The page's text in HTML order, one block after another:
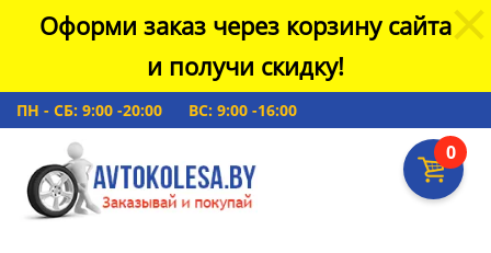
Оформи заказ через корзину сайта
и получи скидку!
ПН - СБ: 9:00 -20:00 ВС: 9:00 -16:00
0